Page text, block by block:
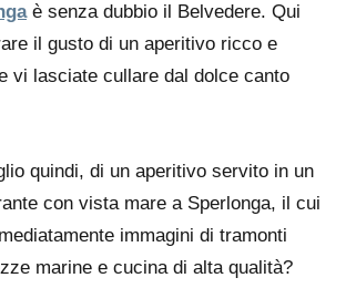
è senza dubbio il Belvedere. Qui
il gusto di un aperitivo ricco e
vi lasciate cullare dal dolce canto
quindi, di un aperitivo servito in un
con vista mare a Sperlonga, il cui
immagini di tramonti
marine e cucina di alta qualità?